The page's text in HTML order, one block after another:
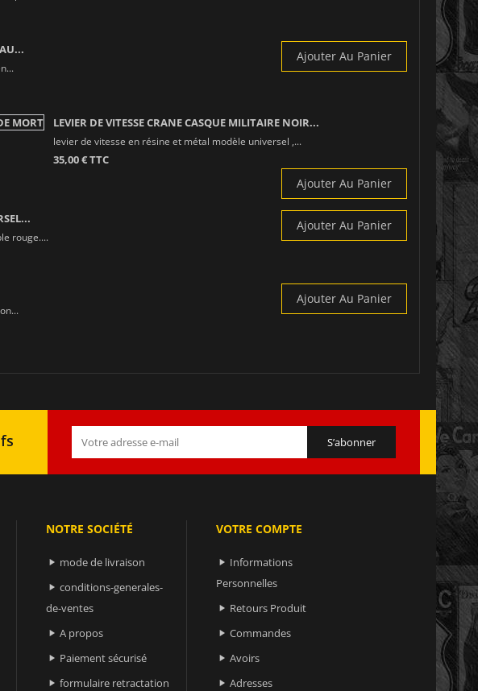
Ajouter Au Panier
LEVIER DE VITESSE CRANE CASQUE MILITAIRE NOIR...
levier de vitesse en résine et métal modèle universel ,...
35,00 € TTC
Ajouter Au Panier
rouge....
Ajouter Au Panier
Ajouter Au Panier
NOTRE SOCIÉTÉ
 mode de livraison
 conditions-generales-
de-ventes
 A propos
 Paiement sécurisé
 formulaire retractation
VOTRE COMPTE
 Informations
Personnelles
 Retours Produit
 Commandes
 Avoirs
 Adresses